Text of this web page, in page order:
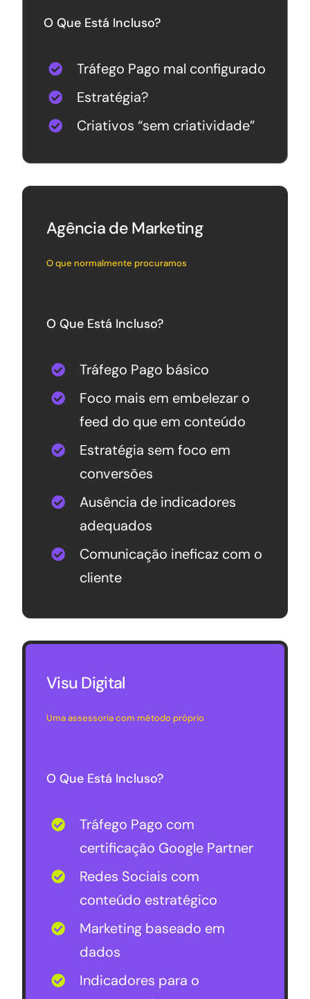
O Que Está Incluso?
Tráfego Pago mal configurado
Estratégia?
Criativos “sem criatividade”
Agência de Marketing
O que normalmente procuramos
O Que Está Incluso?
Tráfego Pago básico
Foco mais em embelezar o
feed do que em conteúdo
Estratégia sem foco em
conversões
Ausência de indicadores
adequados
Comunicação ineficaz com o
cliente
Visu Digital
Uma assessoria com método próprio
O Que Está Incluso?
Tráfego Pago com
certificação Google Partner
Redes Sociais com
conteúdo estratégico
Marketing baseado em
dados
Indicadores para o